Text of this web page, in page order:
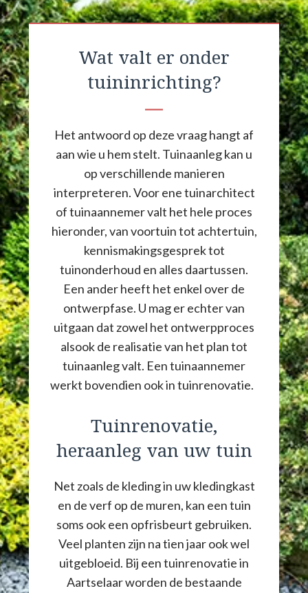
Wat valt er onder
tuininrichting?
Het antwoord op deze vraag hangt af
aan wie u hem stelt. Tuinaanleg kan u
op verschillende manieren
interpreteren. Voor ene tuinarchitect
of tuinaannemer valt het hele proces
hieronder, van voortuin tot achtertuin,
kennismakingsgesprek tot
tuinonderhoud en alles daartussen.
Een ander heeft het enkel over de
ontwerpfase. U mag er echter van
uitgaan dat zowel het ontwerpproces
alsook de realisatie van het plan tot
tuinaanleg valt. Een tuinaannemer
werkt bovendien ook in tuinrenovatie.
Tuinrenovatie,
heraanleg van uw tuin
Net zoals de kleding in uw kledingkast
en de verf op de muren, kan een tuin
soms ook een opfrisbeurt gebruiken.
Veel planten zijn na tien jaar ook wel
uitgebloeid. Bij een tuinrenovatie in
Aartselaar worden de bestaande